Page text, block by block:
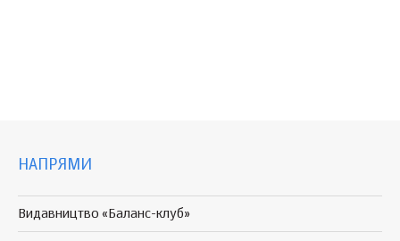
НАПРЯМИ
Видавництво «Баланс-клуб»